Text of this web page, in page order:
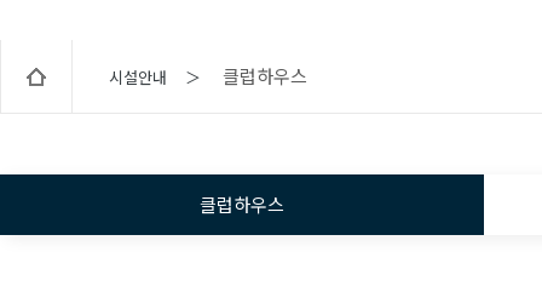
시설안내 ＞ 클럽하우스
클럽하우스